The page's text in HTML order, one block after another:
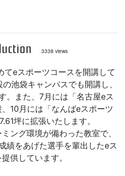
3338 views
てeスポーツコースを開講して
池袋キャンパスでも開講し、
。また、7月には「名古屋eス
10月には「なんばeスポーツ
坪に拡張いたします。
ング環境が備わった教室で、
績をあげた選手を輩出したeス
供しています。